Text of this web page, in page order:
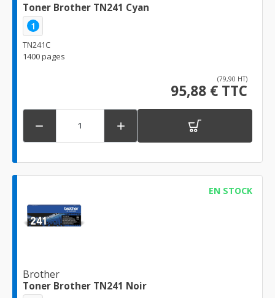
Toner Brother TN241 Cyan
1
TN241C
1400 pages
(79,90 HT)
95,88 € TTC
 
EN STOCK
Brother
Toner Brother TN241 Noir